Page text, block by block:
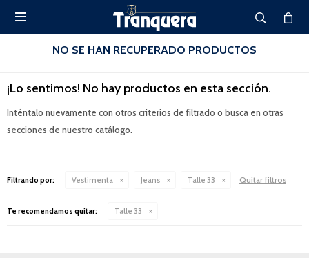

NO SE HAN RECUPERADO PRODUCTOS
¡Lo sentimos! No hay productos en esta sección.
Inténtalo nuevamente con otros criterios de filtrado o busca en otras
secciones de nuestro catálogo.
Filtrando por: Vestimenta Jeans Talle 33 Quitar filtros
Te recomendamos quitar: Talle 33